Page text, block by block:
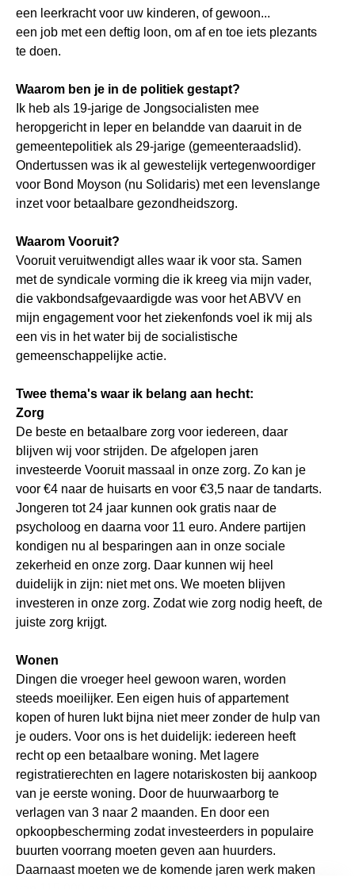
een leerkracht voor uw kinderen, of gewoon...
een job met een deftig loon, om af en toe iets plezants
te doen.
Waarom ben je in de politiek gestapt?
Ik heb als 19-jarige de Jongsocialisten mee
heropgericht in Ieper en belandde van daaruit in de
gemeentepolitiek als 29-jarige (gemeenteraadslid).
Ondertussen was ik al gewestelijk vertegenwoordiger
voor Bond Moyson (nu Solidaris) met een levenslange
inzet voor betaalbare gezondheidszorg.
Waarom Vooruit?
Vooruit veruitwendigt alles waar ik voor sta. Samen
met de syndicale vorming die ik kreeg via mijn vader,
die vakbondsafgevaardigde was voor het ABVV en
mijn engagement voor het ziekenfonds voel ik mij als
een vis in het water bij de socialistische
gemeenschappelijke actie.
Twee thema's waar ik belang aan hecht:
Zorg
De beste en betaalbare zorg voor iedereen, daar
blijven wij voor strijden. De afgelopen jaren
investeerde Vooruit massaal in onze zorg. Zo kan je
voor €4 naar de huisarts en voor €3,5 naar de tandarts.
Jongeren tot 24 jaar kunnen ook gratis naar de
psycholoog en daarna voor 11 euro. Andere partijen
kondigen nu al besparingen aan in onze sociale
zekerheid en onze zorg. Daar kunnen wij heel
duidelijk in zijn: niet met ons. We moeten blijven
investeren in onze zorg. Zodat wie zorg nodig heeft, de
juiste zorg krijgt.
Wonen
Dingen die vroeger heel gewoon waren, worden
steeds moeilijker. Een eigen huis of appartement
kopen of huren lukt bijna niet meer zonder de hulp van
je ouders. Voor ons is het duidelijk: iedereen heeft
recht op een betaalbare woning. Met lagere
registratierechten en lagere notariskosten bij aankoop
van je eerste woning. Door de huurwaarborg te
verlagen van 3 naar 2 maanden. En door een
opkoopbescherming zodat investeerders in populaire
buurten voorrang moeten geven aan huurders.
Daarnaast moeten we de komende jaren werk maken